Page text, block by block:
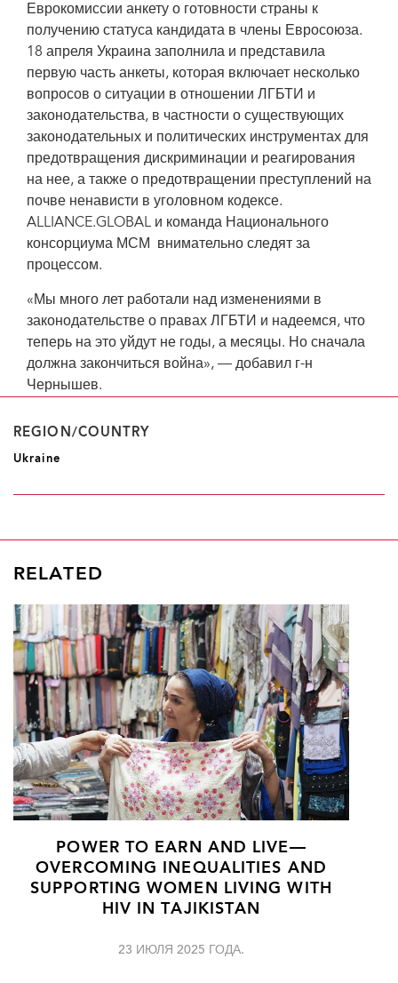
Еврокомиссии анкету о готовности страны к
получению статуса кандидата в члены Евросоюза.
18 апреля Украина заполнила и представила
первую часть анкеты, которая включает несколько
вопросов о ситуации в отношении ЛГБТИ и
законодательства, в частности о существующих
законодательных и политических инструментах для
предотвращения дискриминации и реагирования
на нее, а также о предотвращении преступлений на
почве ненависти в уголовном кодексе.
ALLIANCE.GLOBAL и команда Национального
консорциума МСМ внимательно следят за
процессом.
«Мы много лет работали над изменениями в
законодательстве о правах ЛГБТИ и надеемся, что
теперь на это уйдут не годы, а месяцы. Но сначала
должна закончиться война», — добавил г-н
Чернышев.
REGION/COUNTRY
Ukraine
RELATED
POWER TO EARN AND LIVE—
OVERCOMING INEQUALITIES AND
SUPPORTING WOMEN LIVING WITH
HIV IN TAJIKISTAN
23 ИЮЛЯ 2025 ГОДА.